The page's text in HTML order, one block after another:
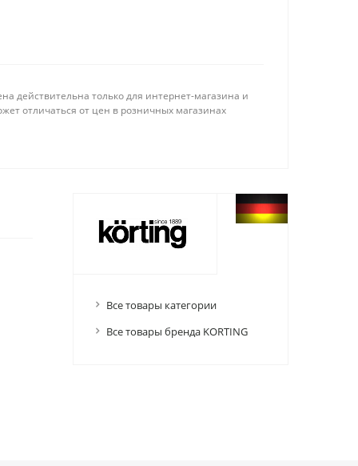
действительна только для интернет-магазина и
отличаться от цен в розничных магазинах
Все товары категории
Все товары бренда KORTING